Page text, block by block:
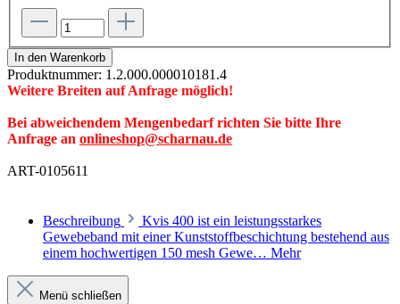
In den Warenkorb
Produktnummer: 1.2.000.000010181.4
Weitere Breiten auf Anfrage möglich!
Bei abweichendem Mengenbedarf richten Sie bitte Ihre
Anfrage an onlineshop@scharnau.de
ART-0105611
Beschreibung
Kvis 400 ist ein leistungsstarkes
Gewebeband mit einer Kunststoffbeschichtung bestehend aus
einem hochwertigen 150 mesh Gewe… Mehr
Menü schließen